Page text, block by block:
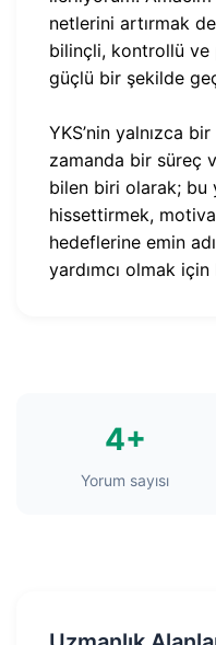
netlerini artırmak
bilinçli, kontrollü
güçlü bir şekilde
YKS’nin yalnızca
zamanda bir süreç
bilen biri olarak; bu
hissettirmek,
hedeflerine emin
yardımcı olmak
4+
Yorum sayısı